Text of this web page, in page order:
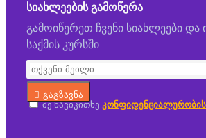
ᲡᲘᲐᲮᲚᲔᲔᲑᲘᲡ ᲒᲐᲛᲝᲬᲔᲠᲐ
გამოიწერეთ ჩვენი სიახლეები
საქმის კურსში
გაგზავნა
მე წავიკითხე